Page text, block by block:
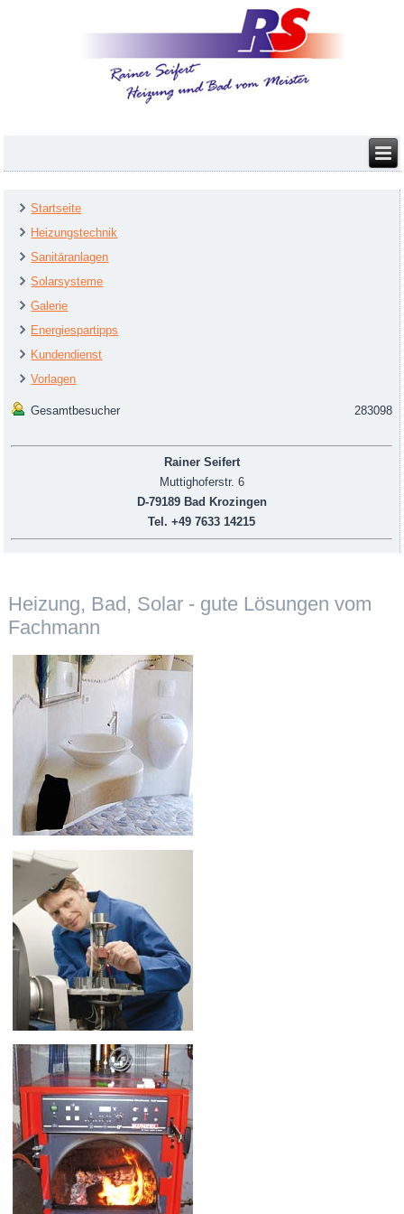
Startseite
Heizungstechnik
Sanitäranlagen
Solarsysteme
Galerie
Energiespartipps
Kundendienst
Vorlagen
Gesamtbesucher 283098
Rainer Seifert
Muttighoferstr. 6
D-79189 Bad Krozingen
Tel. +49 7633 14215
Heizung, Bad, Solar - gute Lösungen vom
Fachmann